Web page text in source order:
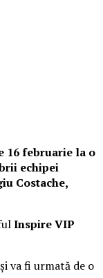
16 februarie la o
echipei
Costache,
Inspire VIP
va fi urmată de o